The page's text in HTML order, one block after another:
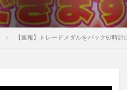
【速報】トレードメダルをパック砂時